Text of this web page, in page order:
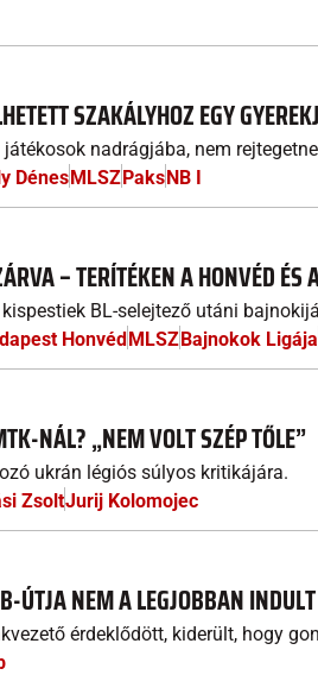
SZAKÁLYHOZ EGY
nadrágjába, nem
DénesMLSZPaksNB I
– TERÍTÉKEN A HONVÉD ÉS
BL-selejtező utáni
HonvédMLSZBajnokok Ligája
NÁL? „NEM VOLT SZÉP TŐLE”
ukrán légiós súlyos kritikájára.
ZsoltJurij Kolomojec
ÚTJA NEM A LEGJOBBAN INDULT
érdeklődött, kiderült, hogy